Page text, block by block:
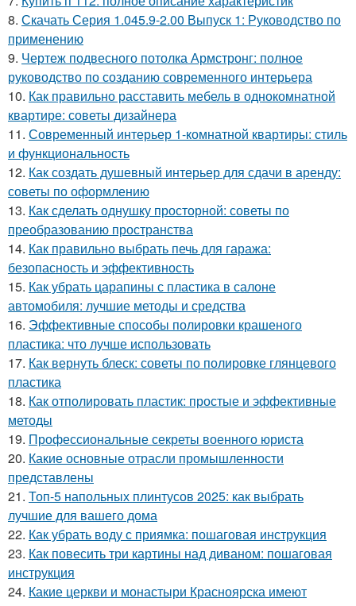
8. Скачать Серия 1.045.9-2.00 Выпуск 1: Руководство по
применению
9. Чертеж подвесного потолка Армстронг: полное
руководство по созданию современного интерьера
10. Как правильно расставить мебель в однокомнатной
квартире: советы дизайнера
11. Современный интерьер 1-комнатной квартиры: стиль
и функциональность
12. Как создать душевный интерьер для сдачи в аренду:
советы по оформлению
13. Как сделать однушку просторной: советы по
преобразованию пространства
14. Как правильно выбрать печь для гаража:
безопасность и эффективность
15. Как убрать царапины с пластика в салоне
автомобиля: лучшие методы и средства
16. Эффективные способы полировки крашеного
пластика: что лучше использовать
17. Как вернуть блеск: советы по полировке глянцевого
пластика
18. Как отполировать пластик: простые и эффективные
методы
19. Профессиональные секреты военного юриста
20. Какие основные отрасли промышленности
представлены
21. Топ-5 напольных плинтусов 2025: как выбрать
лучшие для вашего дома
22. Как убрать воду с приямка: пошаговая инструкция
23. Как повесить три картины над диваном: пошаговая
инструкция
24. Какие церкви и монастыри Красноярска имеют